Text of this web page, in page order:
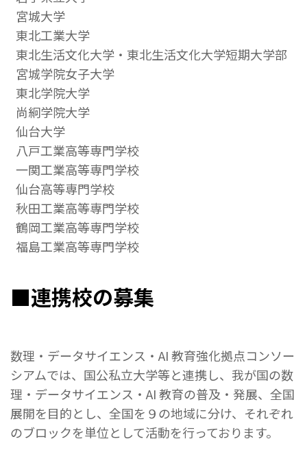
宮城大学
東北工業大学
東北生活文化大学・東北生活文化大学短期大学部
宮城学院女子大学
東北学院大学
尚絅学院大学
仙台大学
八戸工業高等専門学校
一関工業高等専門学校
仙台高等専門学校
秋田工業高等専門学校
鶴岡工業高等専門学校
福島工業高等専門学校
■連携校の募集
数理・データサイエンス・AI 教育強化拠点コンソー
シアムでは、国公私立大学等と連携し、我が国の数
理・データサイエンス・AI 教育の普及・発展、全国
展開を目的とし、全国を９の地域に分け、 それぞれ
のブロックを単位として活動を行っております。